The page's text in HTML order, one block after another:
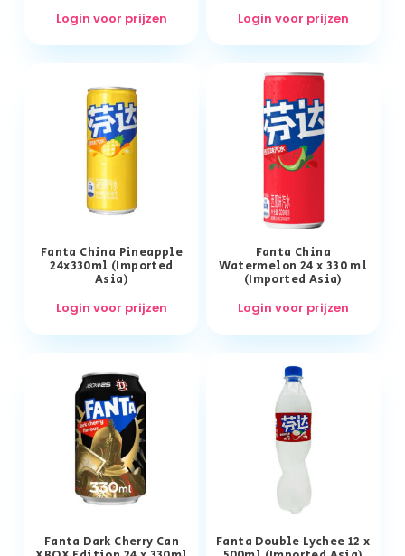
Login voor prijzen Login voor prijzen
Fanta China Pineapple
24x330ml (Imported
Asia)
Login voor prijzen
Fanta China
Watermelon 24 x 330 ml
(Imported Asia)
Login voor prijzen
Fanta Dark Cherry Can Fanta Double Lychee 12 x